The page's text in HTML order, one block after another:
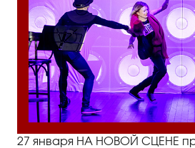
27 января НА НОВОЙ СЦЕНЕ